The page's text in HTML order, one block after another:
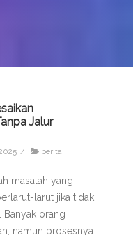
Jalur
/ berita
masalah yang
larut jika tidak
Banyak orang
namun prosesnya